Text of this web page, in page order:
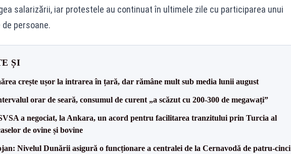
salarizării, iar protestele au continuat în ultimele zile cu participarea unui
persoane.
ȘI
crește ușor la intrarea în țară, dar rămâne mult sub media lunii august
orar de seară, consumul de curent „a scăzut cu 200-300 de megawați”
a negociat, la Ankara, un acord pentru facilitarea tranzitului prin Turcia al
de ovine și bovine
Nivelul Dunării asigură o funcționare a centralei de la Cernavodă de patru-cinci